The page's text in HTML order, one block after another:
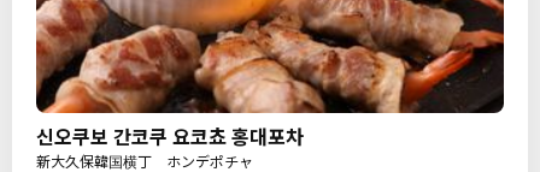
신오쿠보 간코쿠 요코쵸 홍대포차
新大久保韓国横丁 ホンデポチャ